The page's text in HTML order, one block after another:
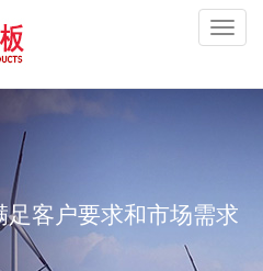
客户要求和市场需求